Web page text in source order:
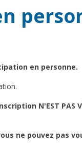
en personne.
N'EST PAS
ne pouvez pas